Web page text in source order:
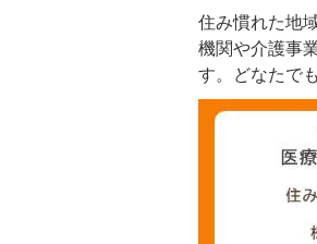
住み慣れた地
機関や介護事
す。どなたで